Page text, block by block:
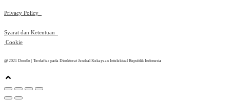
Privacy Policy
Syarat dan Ketentuan
Cookie
@ 2021 Doodle | Terdaftar pada Direktorat Jendral Kekayaan Intelektual Republik Indonesia